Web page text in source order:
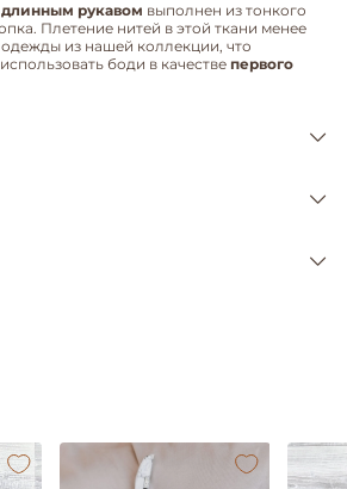
рукавом выполнен из тонкого
Плетение нитей в этой ткани менее
из нашей коллекции, что
боди в качестве первого